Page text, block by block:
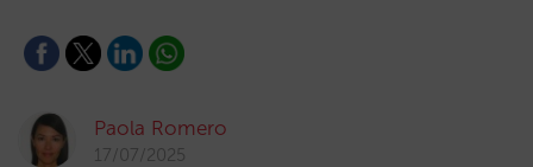
Paola Romero
17/07/2025